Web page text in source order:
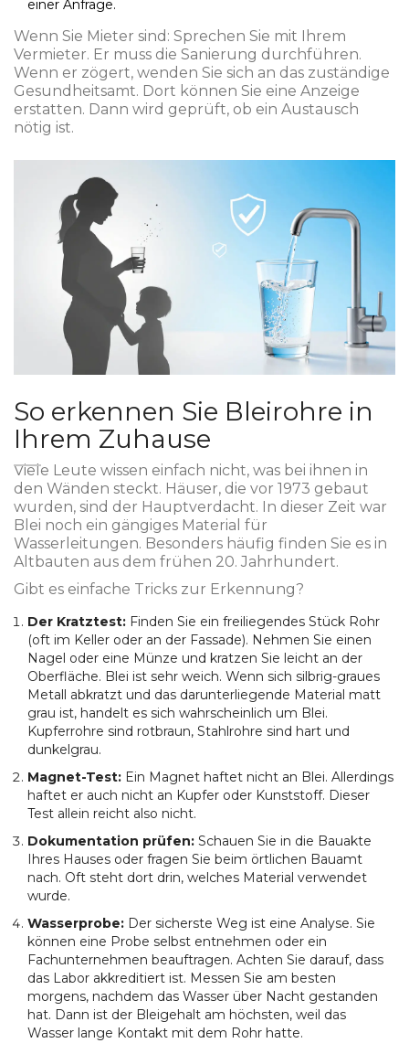
einer Anfrage.
Wenn Sie Mieter sind: Sprechen Sie mit Ihrem
Vermieter. Er muss die Sanierung durchführen.
Wenn er zögert, wenden Sie sich an das zuständige
Gesundheitsamt. Dort können Sie eine Anzeige
erstatten. Dann wird geprüft, ob ein Austausch
nötig ist.
So erkennen Sie Bleirohre in
Ihrem Zuhause
Viele Leute wissen einfach nicht, was bei ihnen in
den Wänden steckt. Häuser, die vor 1973 gebaut
wurden, sind der Hauptverdacht. In dieser Zeit war
Blei noch ein gängiges Material für
Wasserleitungen. Besonders häufig finden Sie es in
Altbauten aus dem frühen 20. Jahrhundert.
Gibt es einfache Tricks zur Erkennung?
Der Kratztest: Finden Sie ein freiliegendes Stück Rohr
(oft im Keller oder an der Fassade). Nehmen Sie einen
Nagel oder eine Münze und kratzen Sie leicht an der
Oberfläche. Blei ist sehr weich. Wenn sich silbrig-graues
Metall abkratzt und das darunterliegende Material matt
grau ist, handelt es sich wahrscheinlich um Blei.
Kupferrohre sind rotbraun, Stahlrohre sind hart und
dunkelgrau.
Magnet-Test: Ein Magnet haftet nicht an Blei. Allerdings
haftet er auch nicht an Kupfer oder Kunststoff. Dieser
Test allein reicht also nicht.
Dokumentation prüfen: Schauen Sie in die Bauakte
Ihres Hauses oder fragen Sie beim örtlichen Bauamt
nach. Oft steht dort drin, welches Material verwendet
wurde.
Wasserprobe: Der sicherste Weg ist eine Analyse. Sie
können eine Probe selbst entnehmen oder ein
Fachunternehmen beauftragen. Achten Sie darauf, dass
das Labor akkreditiert ist. Messen Sie am besten
morgens, nachdem das Wasser über Nacht gestanden
hat. Dann ist der Bleigehalt am höchsten, weil das
Wasser lange Kontakt mit dem Rohr hatte.